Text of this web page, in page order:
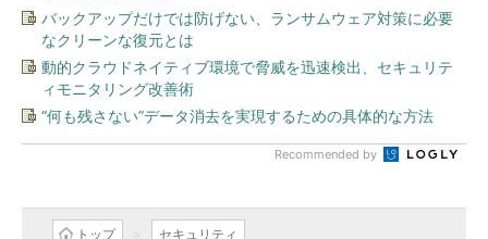
バックアップだけでは防げない、ランサムウェア対策に必要
なクリーンな復元とは
動的クラウドネイティブ環境で脅威を迅速検出、セキュリテ
ィモニタリング改善術
“何も残さない”データ消去を実現するための具体的な方法
Recommended by
トップ セキュリティ